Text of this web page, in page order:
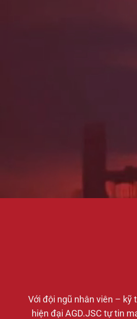
Với đội ngũ nhân viên – kỹ
hiện đại AGD.JSC tự tin